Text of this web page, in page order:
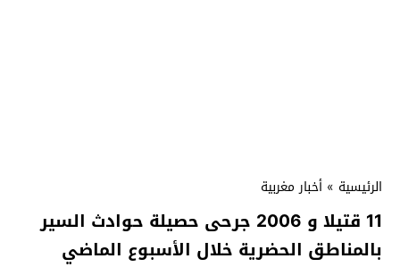
الرئيسية » أخبار مغربية
11 قتيلا و 2006 جرحى حصيلة حوادث السير
بالمناطق الحضرية ‏خلال الأسبوع الماضي